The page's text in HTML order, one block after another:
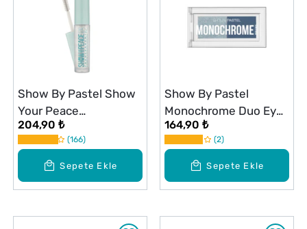
Sepete Ekle
Show By Pastel Show
Your Peace
Transparent Eyebrow
& Eyelash Mascara
Transparan Kaş ve
Kirpik Maskarası
204,90 ₺
166
Sepete Ekle
Show By Pastel
Monochrome Duo Eyes
İkili Far Paleti 25
Cosmic
164,90 ₺
2